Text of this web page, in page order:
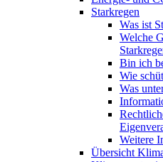
Starkregen
Was ist
Welche
Bin ich
Wie
Was
Weitere
Übersicht